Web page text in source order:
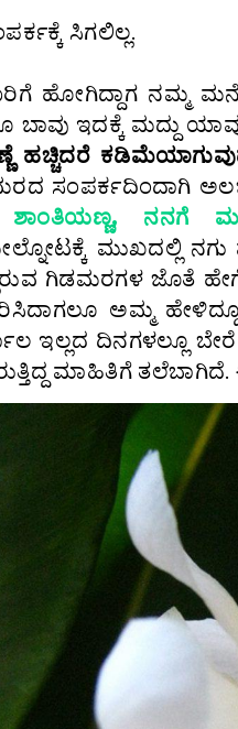
ಸಿಗಲಿಲ್ಲ.
ಹೋಗಿದ್ದಾಗ ನಮ್ಮ
ಬಾವು ಇದಕ್ಕೆ ಮದ್ದು
ಹಚ್ಚಿದರೆ
ಮರದ ಸಂಪರ್ಕದಿಂದಾಗಿ‌
ಶಾಂತಿಯಣ್ಣ, ನನಗೆ
ಮುಖದಲ್ಲಿ
ಗಿಡಮರಗಳ ಜೊತೆ
ಅಮ್ಮ
ಇಲ್ಲದ ದಿನಗಳಲ್ಲೂ
ಮಾಹಿತಿಗೆ